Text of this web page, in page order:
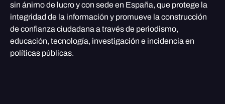
sin ánimo de lucro y con sede en España, que protege la
integridad de la información y promueve la construcción
de confianza ciudadana a través de periodismo,
educación, tecnología, investigación e incidencia en
políticas públicas.